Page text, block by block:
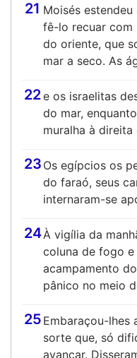
21 Moisés
fê-lo recuar com
do oriente, que
mar a seco. As
22e os israelitas
do mar,
muralha à direita
23 Os egípcios os
do faraó, seus
internaram-se
24À vigília da
coluna de fogo e
acampamento
pânico no meio
25 Embaraçou-lhes
sorte que, só
avançar.